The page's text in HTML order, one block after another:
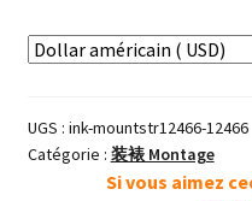
le
UGS : ink-mountstr12466-12466
Catégorie : 装裱 Montage
Si vous aimez